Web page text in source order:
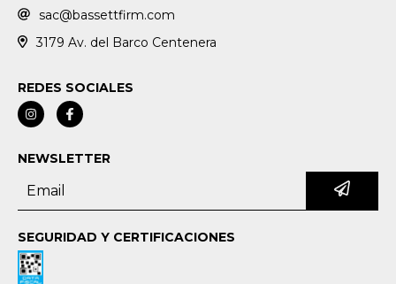
sac@bassettfirm.com
3179 Av. del Barco Centenera
REDES SOCIALES
NEWSLETTER
SEGURIDAD Y CERTIFICACIONES